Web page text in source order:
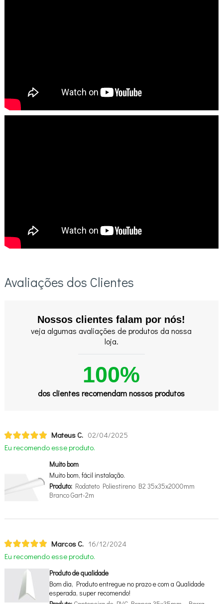
Avaliações dos Clientes
Nossos clientes falam por nós!
veja algumas avaliações de produtos da nossa
loja.
100%
dos clientes recomendam nossos produtos
Mateus C. 02/04/2025
Eu recomendo esse produto.
Muito bom
Muito bom, fácil instalação.
Produto:Rodateto Poliestireno B2 35x35x2000mm
Branco Gart-2m
Marcos C. 16/12/2024
Eu recomendo esse produto.
Produto de qualidade
Bom dia, Produto entregue no prazo e com a Qualidade
esperada, super recomendo!